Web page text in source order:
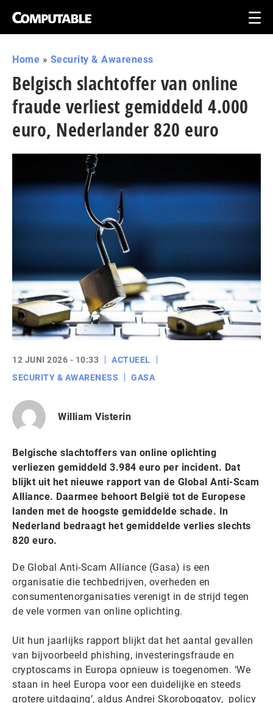
Home » Security & Awareness
Belgisch slacht­of­fer van online
fraude verliest gemiddeld 4.000
euro, Ne­der­lan­der 820 euro
12 JUNI 2026 - 10:33
ACTUEEL
SECURITY & AWARENESS
GASA
William Visterin
Belgische slachtoffers van online oplichting
verliezen gemiddeld 3.984 euro per incident. Dat
blijkt uit het nieuwe rapport van de Global Anti-Scam
Alliance. Daarmee behoort België tot de Europese
landen met de hoogste gemiddelde schade. In
Nederland bedraagt het gemiddelde verlies slechts
820 euro.
De Global Anti-Scam Alliance (Gasa) is een
organisatie die techbedrijven, overheden en
consumentenorganisaties verenigt in de strijd tegen
de vele vormen van online oplichting.
Uit hun jaarlijks rapport blijkt dat het aantal gevallen
van bijvoorbeeld phishing, investeringsfraude en
cryptoscams in Europa opnieuw is toegenomen. ‘We
staan in heel Europa voor een duidelijke en steeds
grotere uitdaging’, aldus Andrei Skorobogatov, policy